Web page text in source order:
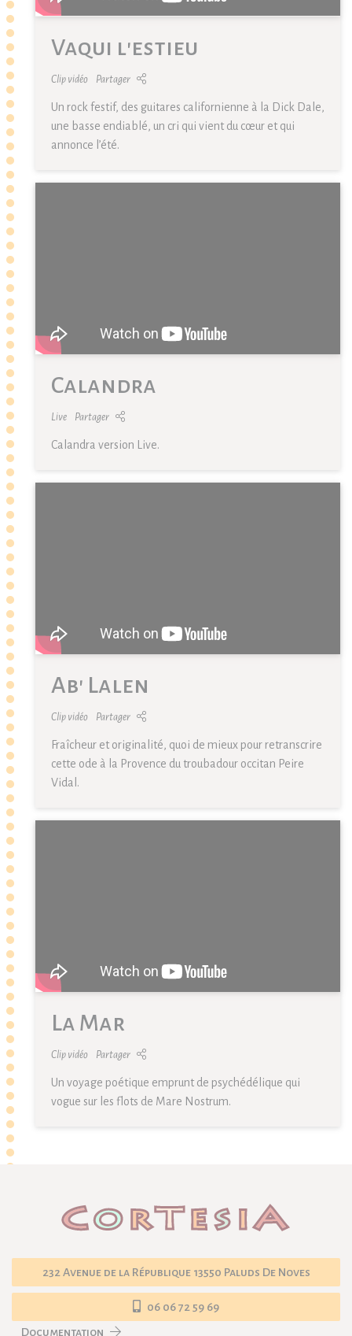
Vaqui l'estieu
Clip vidéo Partager
Un rock festif, des guitares californienne à la Dick Dale,
une basse endiablé, un cri qui vient du cœur et qui
annonce l’été.
Calandra
Live Partager
Calandra version Live.
Ab' Lalen
Clip vidéo Partager
Fraîcheur et originalité, quoi de mieux pour retranscrire
cette ode à la Provence du troubadour occitan Peire
Vidal.
La Mar
Clip vidéo Partager
Un voyage poétique emprunt de psychédélique qui
vogue sur les flots de Mare Nostrum.
232 Avenue de la République 13550 Paluds De Noves
06 06 72 59 69
Documentation